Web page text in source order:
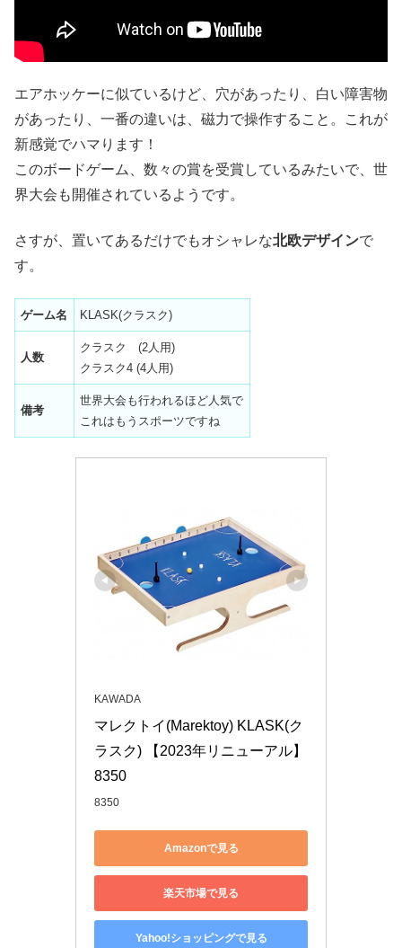
エアホッケーに似ているけど、穴があったり、白い障害物
があったり、一番の違いは、磁力で操作すること。これが
新感覚でハマります！
このボードゲーム、数々の賞を受賞しているみたいで、世
界大会も開催されているようです。
さすが、置いてあるだけでもオシャレな北欧デザインで
す。
ゲーム名 KLASK(クラスク)
人数
クラスク (2人用)
クラスク4 (4人用)
備考
世界大会も行われるほど人気で
これはもうスポーツですね
KAWADA
マレクトイ(Marektoy) KLASK(ク
ラスク) 【2023年リニューアル】
8350
8350
Amazonで見る
楽天市場で見る
Yahoo!ショッピングで見る